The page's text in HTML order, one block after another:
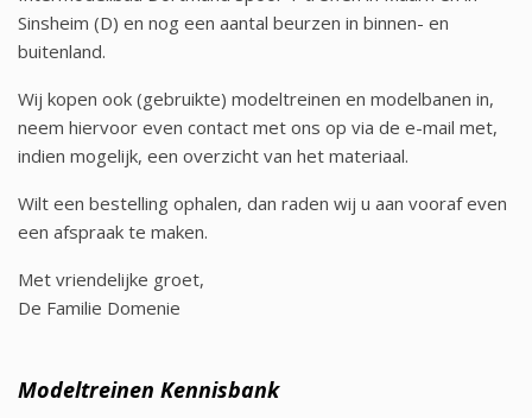
Sinsheim (D) en nog een aantal beurzen in binnen- en
buitenland.
Wij kopen ook (gebruikte) modeltreinen en modelbanen in,
neem hiervoor even contact met ons op via de e-mail met,
indien mogelijk, een overzicht van het materiaal.
Wilt een bestelling ophalen, dan raden wij u aan vooraf even
een afspraak te maken.
Met vriendelijke groet,
De Familie Domenie
Modeltreinen Kennisbank